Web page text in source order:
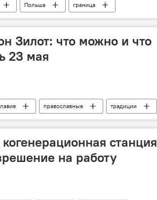
Польша граница
Зилот: что можно и что
23 мая
православные традиции
станция
на работу